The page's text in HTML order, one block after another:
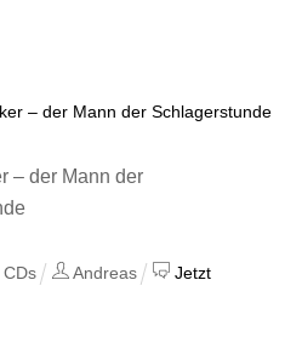
– der Mann der Schlagerstunde
CDs Andreas
Jetzt